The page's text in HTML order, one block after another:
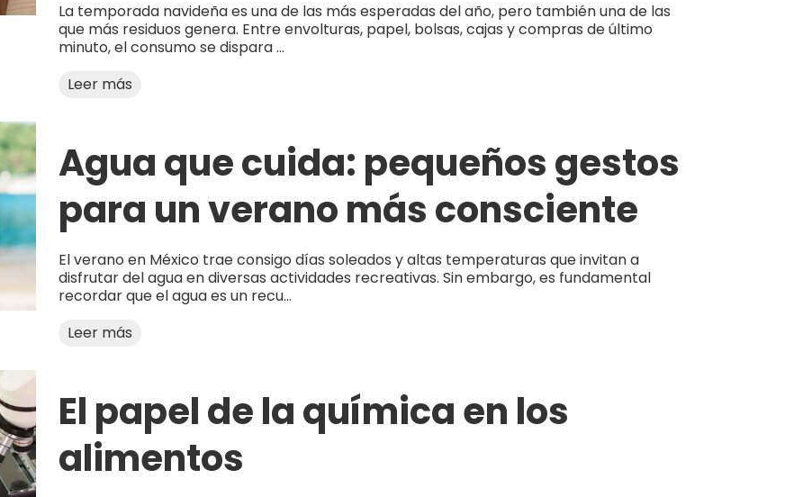
La temporada navideña es una de las más esperadas del año, pero también una de las
que más residuos genera. Entre envolturas, papel, bolsas, cajas y compras de último
minuto, el consumo se dispara ...
Leer más
Agua que cuida: pequeños gestos
para un verano más consciente
El verano en México trae consigo días soleados y altas temperaturas que invitan a
disfrutar del agua en diversas actividades recreativas. Sin embargo, es fundamental
recordar que el agua es un recu...
Leer más
El papel de la química en los
alimentos